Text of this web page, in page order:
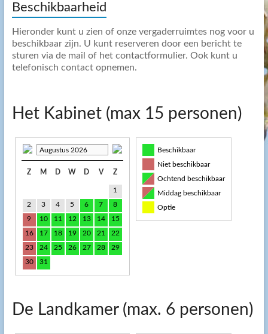
Beschikbaarheid
Hieronder kunt u zien of onze vergaderruimtes nog voor u
beschikbaar zijn. U kunt reserveren door een bericht te
sturen via de mail of het contactformulier. Ook kunt u
telefonisch contact opnemen.
Het Kabinet (max 15 personen)
Augustus 2026
Z M D W D V Z
1
2
3 4 5 6 7
8
9
10 11 12 13 14
15
16
17 18 19 20 21
22
23
24 25 26 27 28
29
30
31
Beschikbaar
Niet beschikbaar
Ochtend beschikbaar
Middag beschikbaar
Optie
De Landkamer (max. 6 personen)